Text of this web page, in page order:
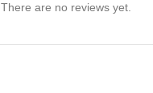
There are no reviews yet.